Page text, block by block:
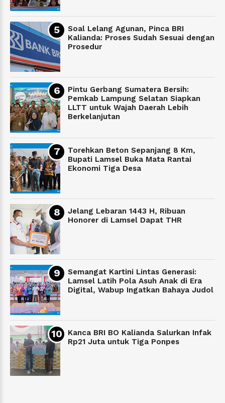
Soal Lelang Agunan, Pinca BRI
Kalianda: Proses Sudah Sesuai dengan
Prosedur
Pintu Gerbang Sumatera Bersih:
Pemkab Lampung Selatan Siapkan
LLTT untuk Wajah Daerah Lebih
Berkelanjutan
Torehkan Beton Sepanjang 8 Km,
Bupati Lamsel Buka Mata Rantai
Ekonomi Tiga Desa
Jelang Lebaran 1443 H, Ribuan
Honorer di Lamsel Dapat THR
Semangat Kartini Lintas Generasi:
Lamsel Latih Pola Asuh Anak di Era
Digital, Wabup Ingatkan Bahaya Judol
Kanca BRI BO Kalianda Salurkan Infak
Rp21 Juta untuk Tiga Ponpes